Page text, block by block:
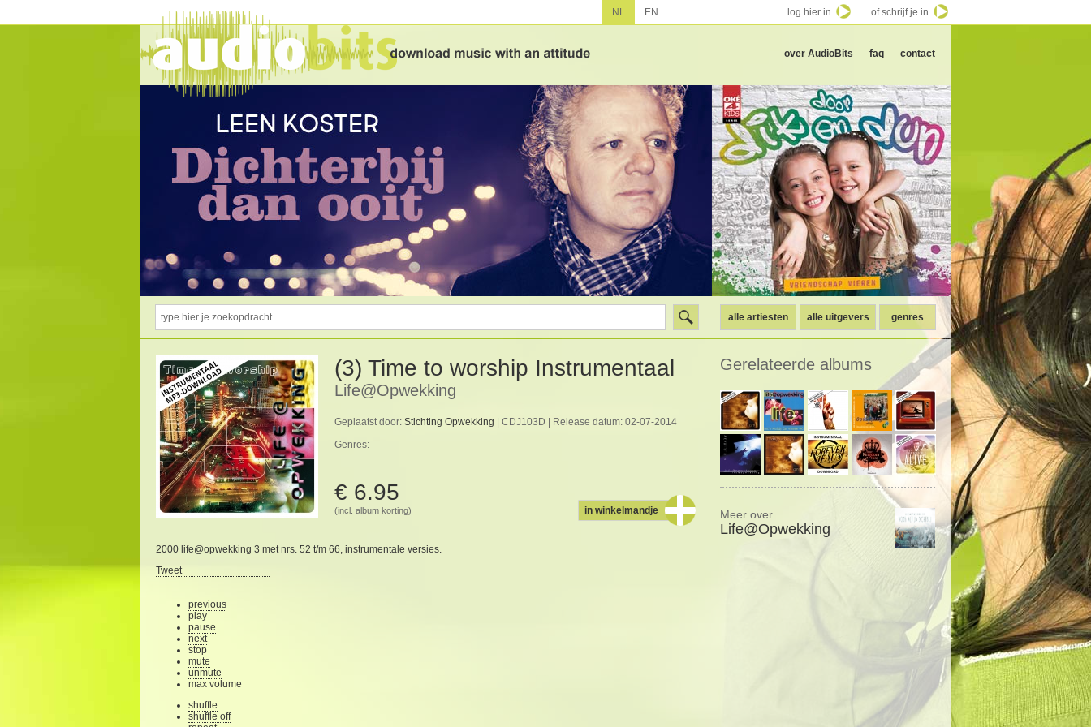
over AudioBits faq contact
alle artiesten alle uitgevers genres
(3) Time to worship Instrumentaal
Life@Opwekking
Geplaatst door: Stichting Opwekking | CDJ103D | Release datum: 02-07-2014
Genres:
€ 6.95
(incl. album korting) in winkelmandje
2000 life@opwekking 3 met nrs. 52 t/m 66, instrumentale versies.
Tweet
previous
play
pause
next
stop
mute
unmute
max volume
shuffle
shuffle off
Gerelateerde albums
Meer over
Life@Opwekking
NL EN log hier in of schrijf je in